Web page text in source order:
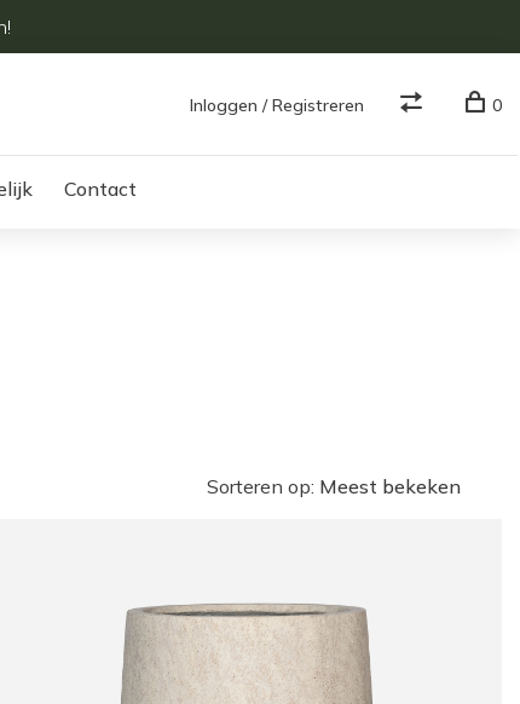
Contact
Inloggen / Registreren 0
Sorteren op: